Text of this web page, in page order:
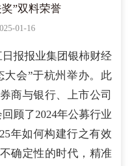
”双料荣誉
01-16
报报业集团银柿财经
大会”于杭州举办。此
商与银行、上市公司
顾了2024年公募行业
年如何构建行之有效
确定性的时代，精准